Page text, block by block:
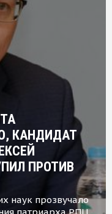
КАНДИДАТ
ПРОТИВ
наук прозвучало